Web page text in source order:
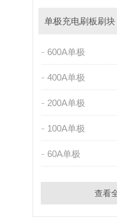
单极充电刷板刷块
600A单极
400A单极
200A单极
100A单极
60A单极
查看